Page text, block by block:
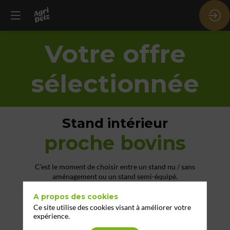
Votre offre
sélectionnée
Stand intérieur
proche bovins
C’est le moment de choisir entre un stand nu / sans
aménagement ou un stand semi-équipé.
au mieux à tous les besoins.
A propos des cookies
Ce site utilise des cookies visant à améliorer votre
expérience.